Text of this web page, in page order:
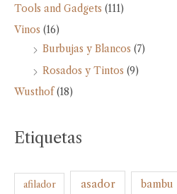
Tools and Gadgets (111)
Vinos (16)
Burbujas y Blancos (7)
Rosados y Tintos (9)
Wusthof (18)
Etiquetas
afilador asador bambu